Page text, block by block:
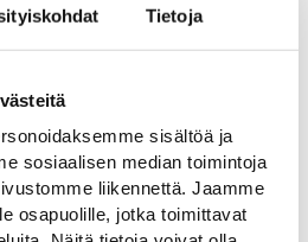
Tietoja
sisältöä ja
sosiaalisen median toimintoja
liikennettä. Jaamme
osapuolille, jotka toimittavat
Jislon Kiristysavain 80 mm
Jislon taipuisan pollarin
kiristysavain
25,00€